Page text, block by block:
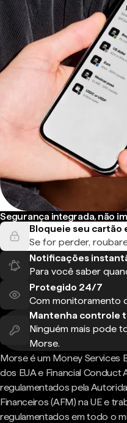
Segurança integrada, não
Bloqueie seu cartão
Se for perder,
Notificações
Para você saber
Protegido 24/7
Com monitoramento
Mantenha controle
Ninguém mais pode
Morse.
Morse é um Money Services
dos EUA e Financial Conduct
regulamentados pela
Financeiros (AFM) na UE e
regulamentados em todo o